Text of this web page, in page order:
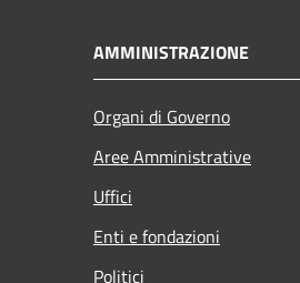
AMMINISTRAZIONE
Organi di Governo
Aree Amministrative
Uffici
Enti e fondazioni
Politici